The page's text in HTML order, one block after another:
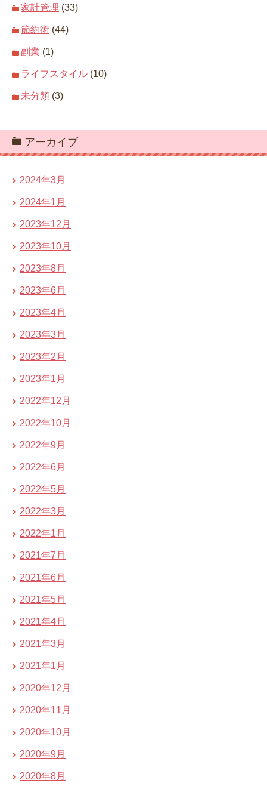
家計管理 (33)
節約術 (44)
副業 (1)
ライフスタイル (10)
未分類 (3)
アーカイブ
2024年3月
2024年1月
2023年12月
2023年10月
2023年8月
2023年6月
2023年4月
2023年3月
2023年2月
2023年1月
2022年12月
2022年10月
2022年9月
2022年6月
2022年5月
2022年3月
2022年1月
2021年7月
2021年6月
2021年5月
2021年4月
2021年3月
2021年1月
2020年12月
2020年11月
2020年10月
2020年9月
2020年8月